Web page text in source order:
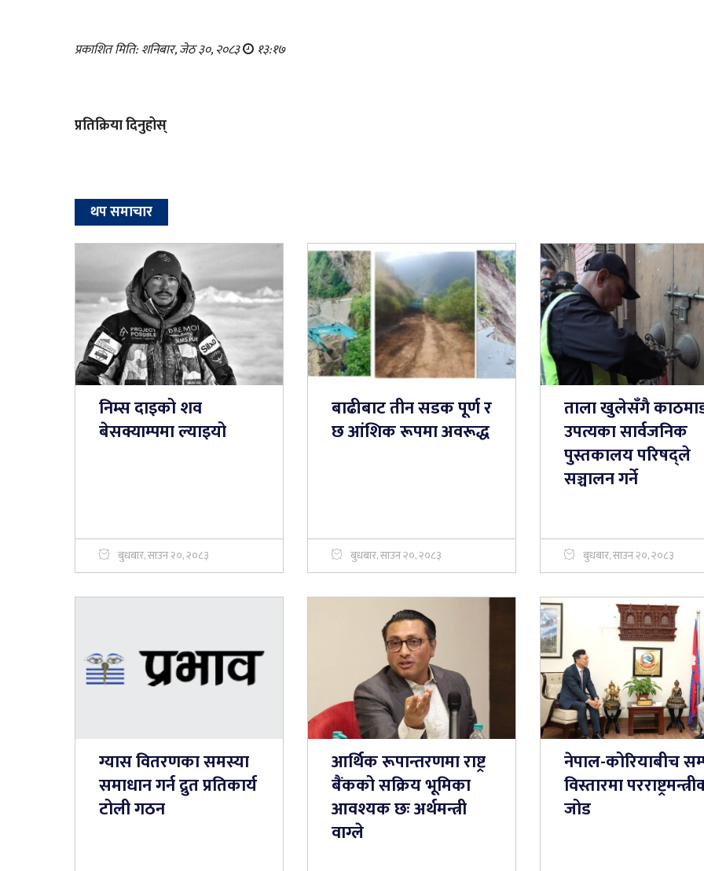
प्रकाशित मिति: शनिबार, जेठ ३०, २०८३ १३:१७
प्रतिक्रिया दिनुहोस्
थप समाचार
निम्स दाइको शव
बेसक्याम्पमा ल्याइयो
बुधबार, साउन २०, २०८३
बाढीबाट तीन सडक पूर्ण र
छ आंशिक रूपमा अवरूद्ध
बुधबार, साउन २०, २०८३
ताला खुलेसँगै
उपत्यका सार्वजनिक
पुस्तकालय परिषद्ले
सञ्चालन गर्ने
बुधबार, साउन २०, २०८३
ग्यास वितरणका समस्या
समाधान गर्न द्रुत प्रतिकार्य
टोली गठन
आर्थिक रूपान्तरणमा राष्ट्र
बैंकको सक्रिय भूमिका
आवश्यक छः अर्थमन्त्री
वाग्ले
नेपाल-कोरियाबीच
विस्तारमा
जोड